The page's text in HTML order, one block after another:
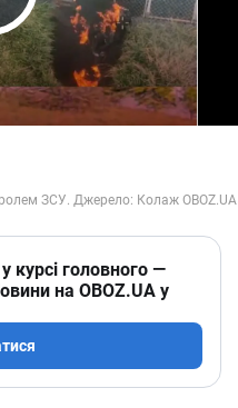
Video
курсі головного —
на OBOZ.UA у